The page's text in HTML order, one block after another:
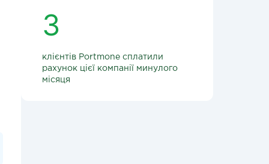
3
клієнтів Portmone сплатили
рахунок цієї компанії минулого
місяця